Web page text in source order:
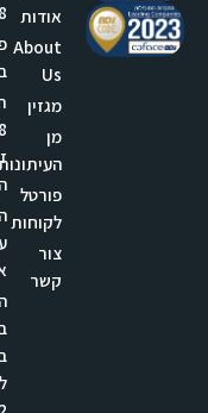
אודות
About
Us
מגזין
מן
פורטל
לקוחות
צור
קשר